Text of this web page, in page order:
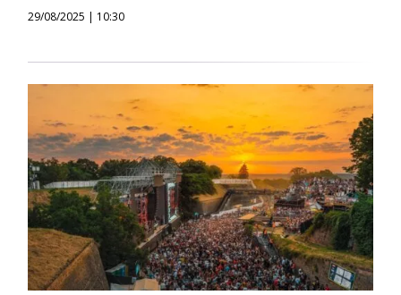
29/08/2025 | 10:30